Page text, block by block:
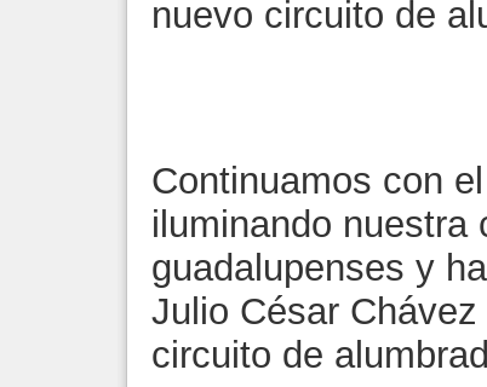
nuevo circuito de
Continuamos con
iluminando nuestra
guadalupenses y
Julio César
circuito de